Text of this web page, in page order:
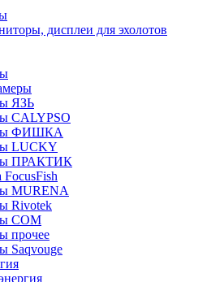
дисплеи для эхолотов
ЯЗЬ
CALYPSO
ФИШКА
LUCKY
ПРАКТИК
MURENA
Rivotek
СОМ
прочее
Saqvouge